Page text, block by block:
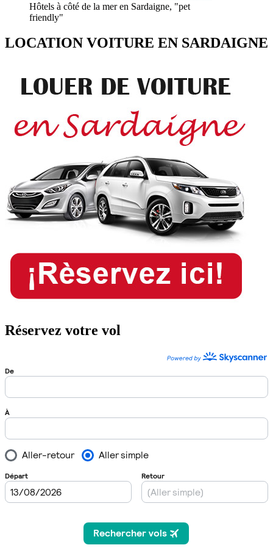
Hôtels à côté de la mer en Sardaigne, "pet
friendly"
LOCATION VOITURE EN SARDAIGNE
Réservez votre vol